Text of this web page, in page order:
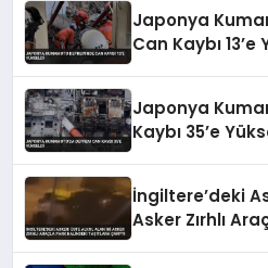
Japonya
Can Kaybı 13’e
Japonya
Kaybı 35’e
İngiltere’deki
Asker Zırhlı